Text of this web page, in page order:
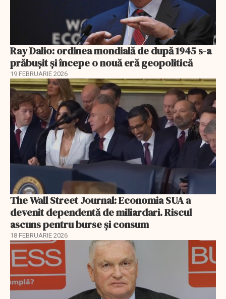
Ray Dalio: ordinea mondială de după 1945 s-a
prăbușit și începe o nouă eră geopolitică
19 FEBRUARIE 2026
The Wall Street Journal: Economia SUA a
devenit dependentă de miliardari. Riscul
ascuns pentru burse și consum
18 FEBRUARIE 2026
EXCLUSIV